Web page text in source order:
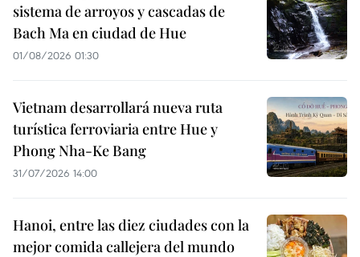
sistema de arroyos y cascadas de
Bach Ma en ciudad de Hue
01/08/2026 01:30
Vietnam desarrollará nueva ruta
turística ferroviaria entre Hue y
Phong Nha-Ke Bang
31/07/2026 14:00
Hanoi, entre las diez ciudades con la
mejor comida callejera del mundo